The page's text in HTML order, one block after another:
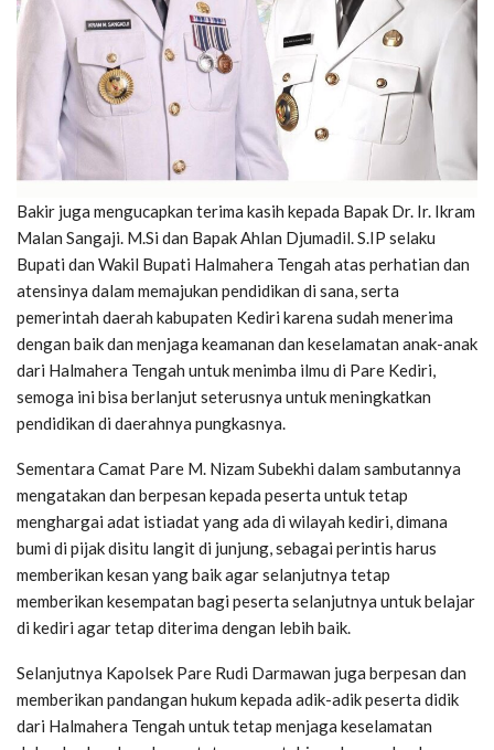
Bakir juga mengucapkan terima kasih kepada Bapak Dr. Ir. Ikram
Malan Sangaji. M.Si dan Bapak Ahlan Djumadil. S.IP selaku
Bupati dan Wakil Bupati Halmahera Tengah atas perhatian dan
atensinya dalam memajukan pendidikan di sana, serta
pemerintah daerah kabupaten Kediri karena sudah menerima
dengan baik dan menjaga keamanan dan keselamatan anak-anak
dari Halmahera Tengah untuk menimba ilmu di Pare Kediri,
semoga ini bisa berlanjut seterusnya untuk meningkatkan
pendidikan di daerahnya pungkasnya.
Sementara Camat Pare M. Nizam Subekhi dalam sambutannya
mengatakan dan berpesan kepada peserta untuk tetap
menghargai adat istiadat yang ada di wilayah kediri, dimana
bumi di pijak disitu langit di junjung, sebagai perintis harus
memberikan kesan yang baik agar selanjutnya tetap
memberikan kesempatan bagi peserta selanjutnya untuk belajar
di kediri agar tetap diterima dengan lebih baik.
Selanjutnya Kapolsek Pare Rudi Darmawan juga berpesan dan
memberikan pandangan hukum kepada adik-adik peserta didik
dari Halmahera Tengah untuk tetap menjaga keselamatan